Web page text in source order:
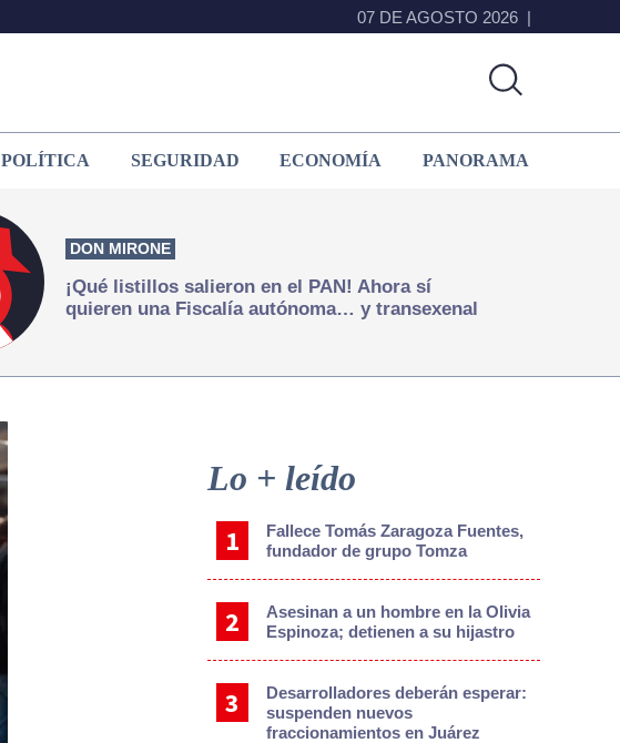
07 DE AGOSTO 2026
POLÍTICA SEGURIDAD ECONOMÍA PANORAMA
DON MIRONE
¡Qué listillos salieron en el PAN! Ahora sí
quieren una Fiscalía autónoma… y transexenal
Sidebar
Lo + leído
Fallece Tomás Zaragoza Fuentes,
fundador de grupo Tomza
Asesinan a un hombre en la Olivia
Espinoza; detienen a su hijastro
Desarrolladores deberán esperar:
suspenden nuevos
fraccionamientos en Juárez